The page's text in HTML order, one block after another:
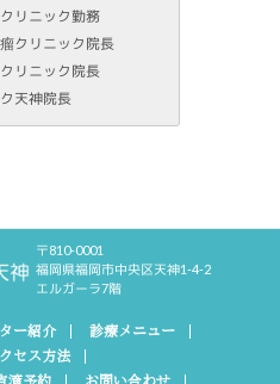
リニック勤務
クリニック院長
リニック院長
天神院長
〒810-0001
福岡県福岡市中央区天神1-4-2
エルガーラ7階
ー紹介
診療メニュー
セス方法